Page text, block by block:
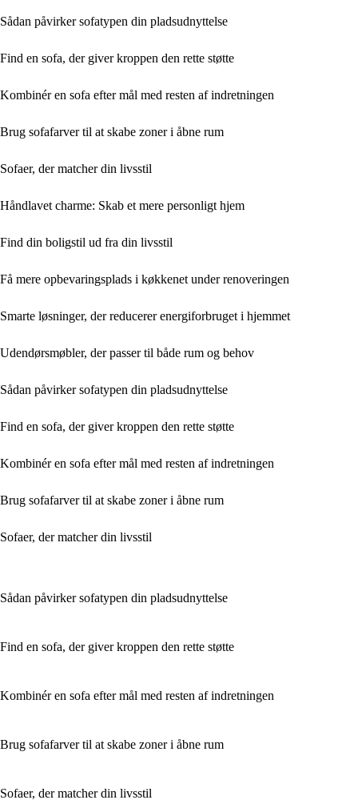
Sådan påvirker sofatypen din pladsudnyttelse
Find en sofa, der giver kroppen den rette støtte
Kombinér en sofa efter mål med resten af indretningen
Brug sofafarver til at skabe zoner i åbne rum
Sofaer, der matcher din livsstil
Håndlavet charme: Skab et mere personligt hjem
Find din boligstil ud fra din livsstil
Få mere opbevaringsplads i køkkenet under renoveringen
Smarte løsninger, der reducerer energiforbruget i hjemmet
Udendørsmøbler, der passer til både rum og behov
Sådan påvirker sofatypen din pladsudnyttelse
Find en sofa, der giver kroppen den rette støtte
Kombinér en sofa efter mål med resten af indretningen
Brug sofafarver til at skabe zoner i åbne rum
Sofaer, der matcher din livsstil
Sådan påvirker sofatypen din pladsudnyttelse
Find en sofa, der giver kroppen den rette støtte
Kombinér en sofa efter mål med resten af indretningen
Brug sofafarver til at skabe zoner i åbne rum
Sofaer, der matcher din livsstil